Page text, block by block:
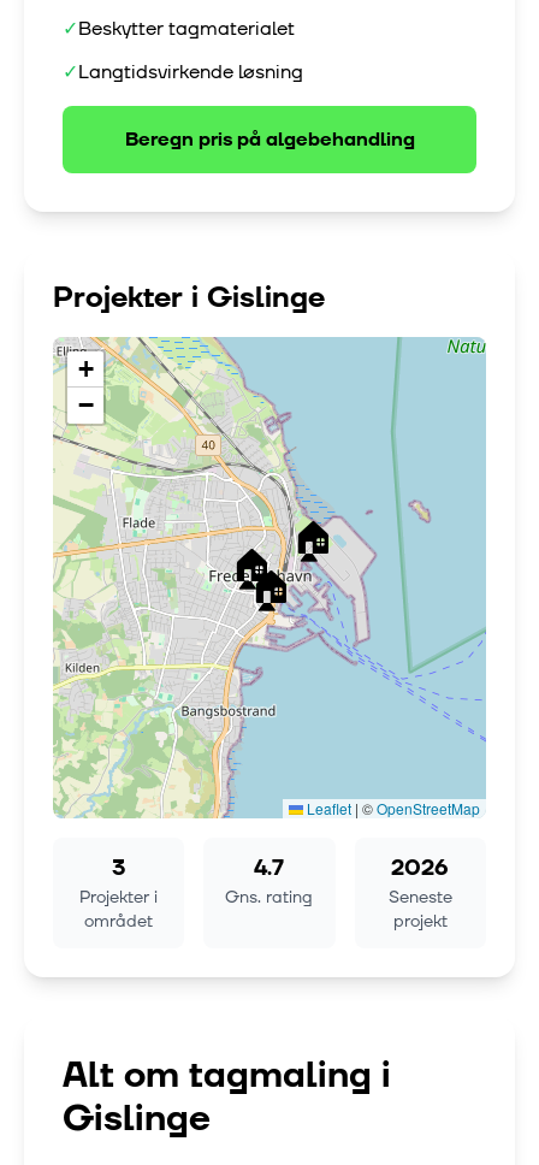
✓Beskytter tagmaterialet
✓Langtidsvirkende løsning
Beregn pris påalgebehandling
Projekter i Gislinge
🏠
🏠 🏠
+
−
Leaflet | ©OpenStreetMap
3
Projekter i
området
4.7
Gns. rating
2026
Seneste
projekt
Alt om tagmaling i
Gislinge